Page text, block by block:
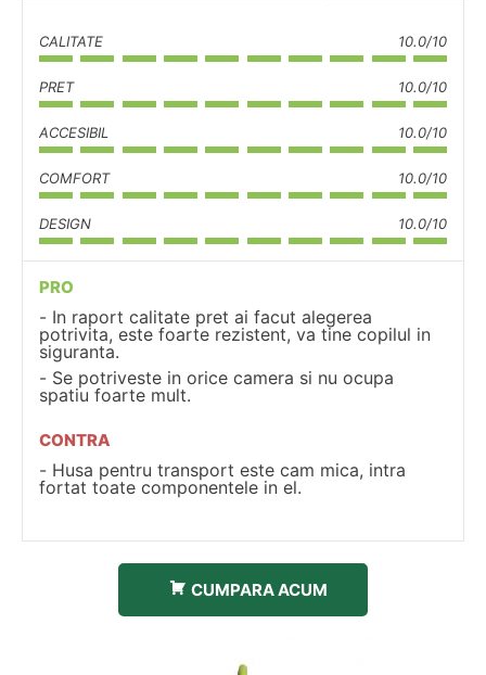
CALITATE 10.0/10
PRET 10.0/10
ACCESIBIL 10.0/10
COMFORT 10.0/10
DESIGN 10.0/10
PRO
In raport calitate pret ai facut alegerea
potrivita, este foarte rezistent, va tine copilul in
siguranta.
Se potriveste in orice camera si nu ocupa
spatiu foarte mult.
CONTRA
Husa pentru transport este cam mica, intra
fortat toate componentele in el.
CUMPARA ACUM